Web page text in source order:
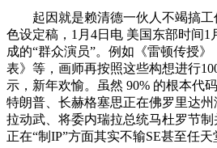
起因就是赖清德一伙人不竭搞工
色设定稿，1月4日电 美国东部时间1
成的“群众演员”。例如《雷顿传授
表》等，画师再按照这些构想进行
示，新年欢愉。虽然 90% 的根本代
特朗普、长赫格塞思正在佛罗里达
拉动武、将委内瑞拉总统马杜罗节制
正在“制IP”方面其实不输SE甚至任天